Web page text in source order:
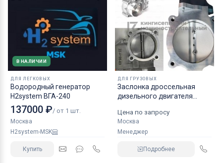
В НАЛИЧИИ
ДЛЯ ЛЕГКОВЫХ
Водородный генератор
H2system ВГА-240
137000 ₽/ от 1 шт.
Москва
H2system-MSK
Купить
ДЛЯ ГРУЗОВЫХ
Заслонка дроссельная
дизельного двигателя
Цена по запросу
Москва
Менеджер
Подробнее